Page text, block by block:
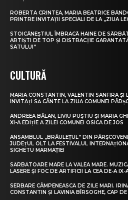
ROBERTA CRINTEA, MARIA BEATRICE
PRINTRE INVITAȚII SPECIALI DE LA „ZIUA
STOICĂNEȘTIUL ÎMBRACĂ HAINE DE
ARTIȘTI DE TOP ȘI DISTRACȚIE
SATULUI”
CULTURĂ
MARIA CONSTANTIN, VALENTIN SANFIRA ȘI
INVITAȚI SĂ CÂNTE LA ZIUA COMUNEI
ANDREEA BĂLAN, LIVIU PUȘTIU ȘI MARIA
XI-A EDIȚIE A ZILEI COMUNEI OSICA DE JOS
ANSAMBLUL „BRÂULEȚUL” DIN
JUDEȚUL OLT LA FESTIVALUL
SIGHETU MARMAȚIEI
SĂRBĂTOARE MARE LA VALEA MARE.
LASERE ȘI FOC DE ARTIFICII LA CEA DE-A IX-
SERBARE CÂMPENEASCĂ DE ZILE MARI.
CONSTANTIN ȘI LAVINIA BÎRSOGHE, CAP